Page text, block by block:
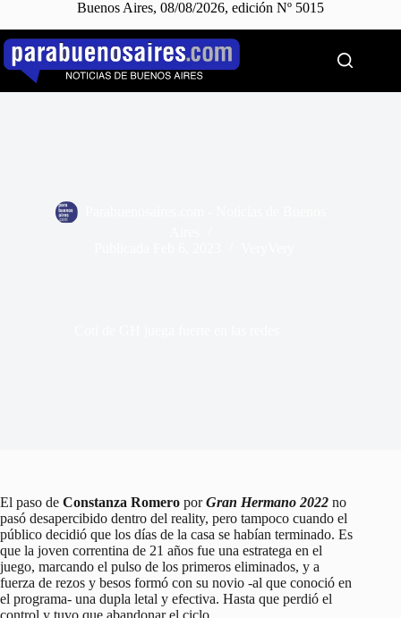
Buenos Aires, 08/08/2026, edición Nº 5015
Saltar
contenido
El paso de Constanza Romero porGran Hermano 2022 no
pasó desapercibido dentro del reality, pero tampoco cuando el
público decidió que los días de la casa se habían terminado. Es
que la joven correntina de 21 años fue una estratega en el
juego, marcando el pulso de los primeros eliminados, y a
fuerza de rezos y besos formó con su novio -al que conoció en
el programa- una dupla letal y efectiva. Hasta que perdió el
control y tuvo que abandonar el ciclo.